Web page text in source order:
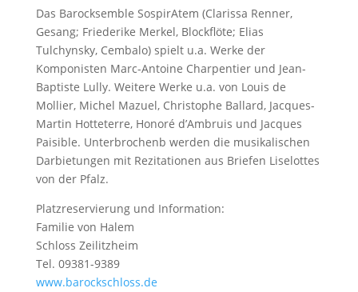
Das Barocksemble SospirAtem (Clarissa Renner,
Gesang; Friederike Merkel, Blockflöte; Elias
Tulchynsky, Cembalo) spielt u.a. Werke der
Komponisten Marc-Antoine Charpentier und Jean-
Baptiste Lully. Weitere Werke u.a. von Louis de
Mollier, Michel Mazuel, Christophe Ballard, Jacques-
Martin Hotteterre, Honoré d’Ambruis und Jacques
Paisible. Unterbrochenb werden die musikalischen
Darbietungen mit Rezitationen aus Briefen Liselottes
von der Pfalz.
Platzreservierung und Information:
Familie von Halem
Schloss Zeilitzheim
Tel. 09381-9389
www.barockschloss.de